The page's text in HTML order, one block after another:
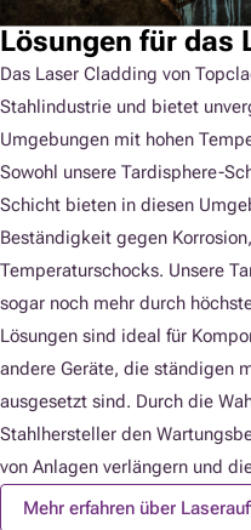
Lösungen für das
Das Laser Cladding von
Stahlindustrie und bietet
Umgebungen mit hohen
Sowohl unsere Tardisphere-
Schicht bieten in diesen
Beständigkeit gegen
Temperaturschocks. Unsere
sogar noch mehr durch
Lösungen sind ideal für
andere Geräte, die ständigen
ausgesetzt sind. Durch die
Stahlhersteller den
von Anlagen verlängern und
Mehr erfahren über